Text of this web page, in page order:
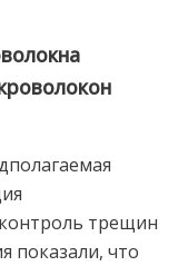
трещин
показали, что